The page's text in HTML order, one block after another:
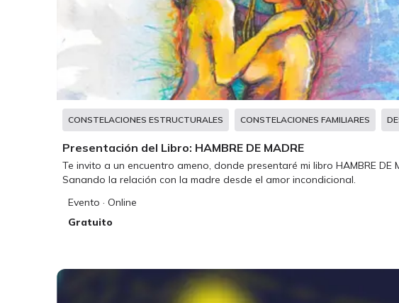
CONSTELACIONES ESTRUCTURALES CONSTELACIONES FAMILIARES
Presentación del Libro: HAMBRE DE MADRE
Te invito a un encuentro ameno, donde presentaré mi libro HAMBRE DE
Sanando la relación con la madre desde el amor incondicional.
Evento · Online
Gratuito